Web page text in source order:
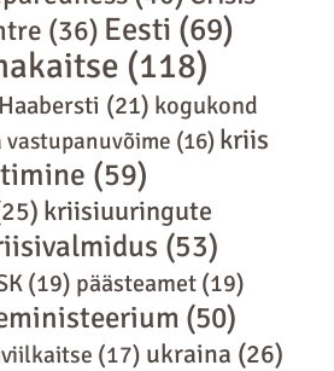
(36) Eesti (69)
(118)
Haabersti (21) kogukond
(16) kriis
(59)
kriisiuuringute
(53)
(19) päästeamet (19)
(50)
(17) ukraina (26)